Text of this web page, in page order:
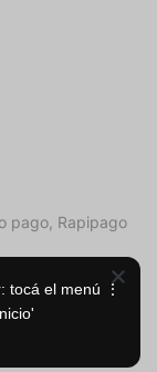
pago, Rapipago
tocá el menú ⋮